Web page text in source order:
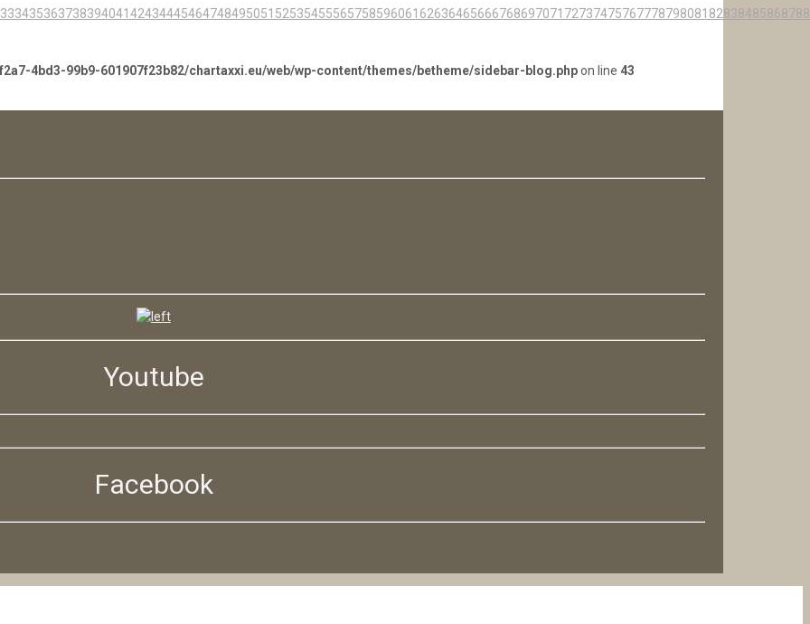
333435363738394041 42434445464748495051 52535455565758596061 62636465666768697071 72737475767778798081 82838485868788
4bd3-99b9-601907f23b82/chartaxxi.eu/web/wp-content/themes/betheme/sidebar-blog.phpon line 43
Youtube
Facebook